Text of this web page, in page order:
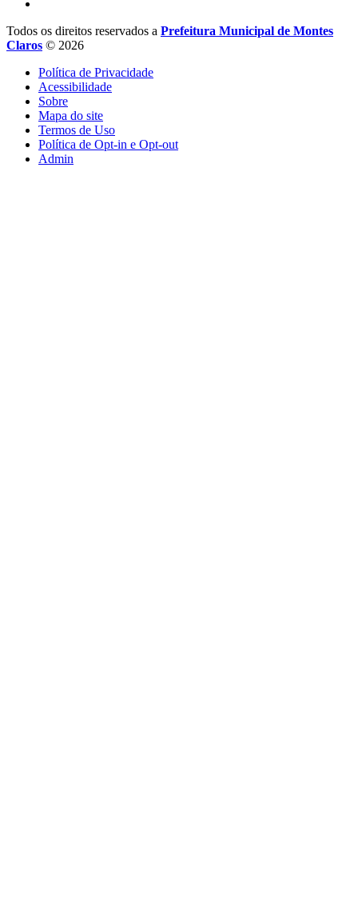
Todos os direitos reservados a Prefeitura Municipal de Montes
Claros © 2026
Política de Privacidade
Acessibilidade
Sobre
Mapa do site
Termos de Uso
Política de Opt-in e Opt-out
Admin